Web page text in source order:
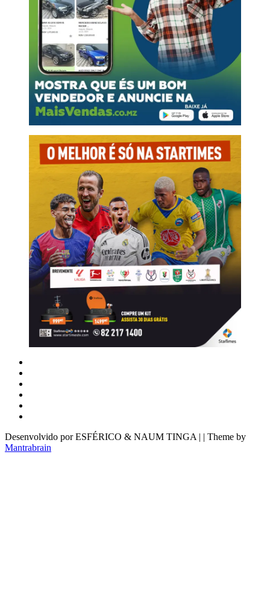
Desenvolvido por ESFÉRICO & NAUM TINGA | | Theme by
Mantrabrain